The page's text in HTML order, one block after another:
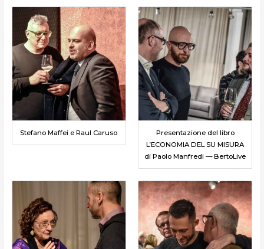
Stefano Maffei e Raul Caruso
Presentazione del libro
L’ECONOMIA DEL SU MISURA
di Paolo Manfredi — BertoLive